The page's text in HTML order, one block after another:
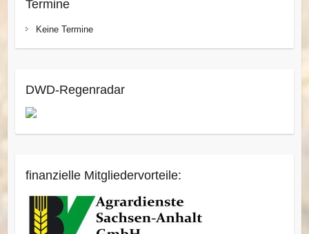
Termine
Keine Termine
DWD-Regenradar
finanzielle Mitgliedervorteile: